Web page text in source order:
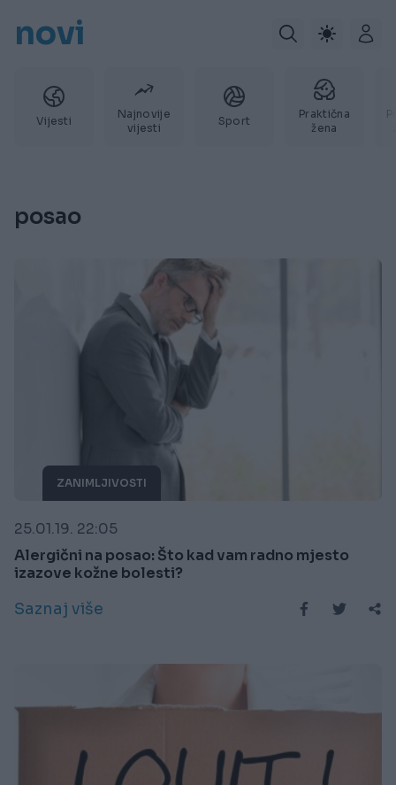
novi
Vijesti
Najnovije
vijesti
Sport
Praktična
žena
posao
ZANIMLJIVOSTI
25.01.19. 22:05
Alergični na posao: Što kad vam radno mjesto
izazove kožne bolesti?
Saznaj više